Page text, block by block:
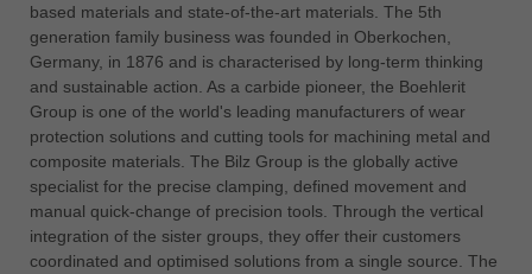
Україна
yкраїнська
based materials and state-of-the-art materials. The 5th
generation family business was founded in Oberkochen,
Germany, in 1876 and is characterised by long-term thinking
and sustainable action. As a carbide pioneer, the Boehlerit
Group is one of the world's leading manufacturers of wear
protection solutions and cutting tools for machining metal and
composite materials. The Bilz Group is the globally active
specialist for the precise clamping, defined movement and
manual quick-change of precision tools. Through the vertical
integration of the sister groups, they offer their customers
coordinated and optimised solutions from a single source. The